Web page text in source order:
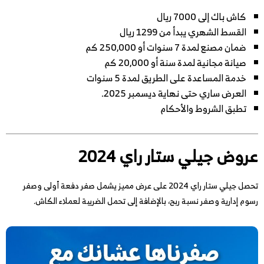
كاش باك إلى 7000 ريال
القسط الشهري يبدأ من 1299 ريال
ضمان مصنع لمدة 7 سنوات أو 250,000 كم
صيانة مجانية لمدة سنة أو 20,000 كم
خدمة المساعدة على الطريق لمدة 5 سنوات
العرض ساري حتى نهاية ديسمبر 2025.
تطبق الشروط والأحكام
عروض جيلي ستار راي 2024
تحصل جيلي ستار راي 2024 على عرض مميز يشمل صفر دفعة أولى وصفر
رسوم إدارية وصفر نسبة ربح، بالإضافة إلى تحمل الضريبة لعملاء الكاش.